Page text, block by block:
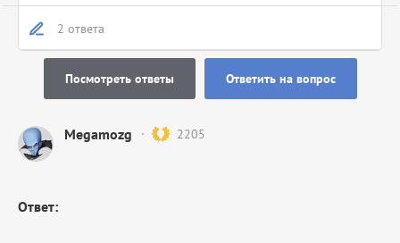
2 ответа
Посмотреть ответы Ответить на вопрос
Megamozg 2205
Ответ: